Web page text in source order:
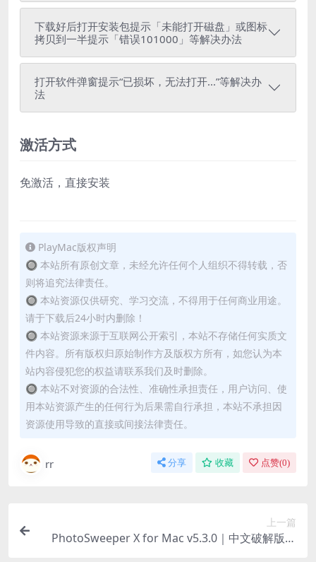
下载好后打开安装包提示「未能打开磁盘」或图标
拷贝到一半提示「错误101000」等解决办法
打开软件弹窗提示“已损坏，无法打开...”等解决办
法
激活方式
免激活，直接安装
PlayMac版权声明
🔘 本站所有原创文章，未经允许任何个人组织不得转载，否
则将追究法律责任。
🔘 本站资源仅供研究、学习交流，不得用于任何商业用途。
请于下载后24小时内删除！
🔘 本站资源来源于互联网公开索引，本站不存储任何实质文
件内容。所有版权归原始制作方及版权方所有，如您认为本
站内容侵犯您的权益请联系我们及时删除。
🔘 本站不对资源的合法性、准确性承担责任，用户访问、使
用本站资源产生的任何行为后果需自行承担，本站不承担因
资源使用导致的直接或间接法律责任。
rr 分享 收藏 点赞(0)
上一篇
PhotoSweeper X for Mac v5.3.0｜中文破解版｜